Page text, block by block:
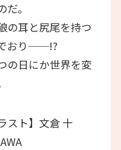
。
の耳と尻尾を持つ
おり──!?
の日にか世界を変
スト】文倉 十